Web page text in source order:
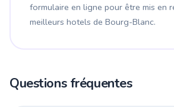
formulaire en ligne pour être mis en
meilleurs hotels de Bourg-Blanc.
Questions fréquentes